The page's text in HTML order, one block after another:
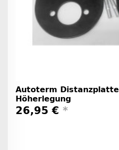
Autoterm
Höherlegung
26,95 € *